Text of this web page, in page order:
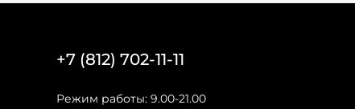
+7 (812) 702-11-11
Режим работы: 9.00-21.00